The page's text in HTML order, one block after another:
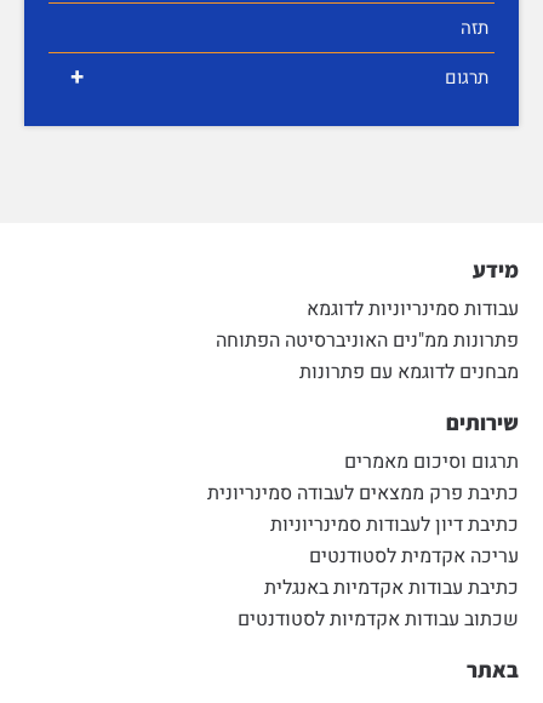
תזה
+ תרגום
מידע
עבודות סמינריוניות לדוגמא
פתרונות ממ"נים האוניברסיטה הפתוחה
מבחנים לדוגמא עם פתרונות
שירותים
תרגום וסיכום מאמרים
כתיבת פרק ממצאים לעבודה סמינריונית
כתיבת דיון לעבודות סמינריוניות
עריכה אקדמית לסטודנטים
כתיבת עבודות אקדמיות באנגלית
שכתוב עבודות אקדמיות לסטודנטים
באתר